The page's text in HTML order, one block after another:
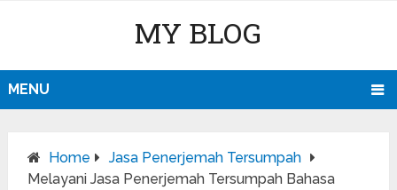
MY BLOG
MENU
Home
Jasa Penerjemah Tersumpah
Melayani Jasa Penerjemah Tersumpah Bahasa